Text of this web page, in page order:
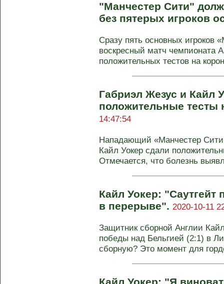
"Манчестер Сити"
без пятерых игроков
Сразу пять основных игроков
воскресный матч чемпионата
положительных тестов на
Габриэл Жезус и Кайл
положительные тесты
14:47:54
Нападающий «Манчестер
Кайл Уокер сдали
Отмечается, что болезнь
Кайл Уокер: "Саутгейт
в перерыве". 2020-10-11
Защитник сборной Англии
победы над Бельгией (2:1) в
сборную? Это момент для